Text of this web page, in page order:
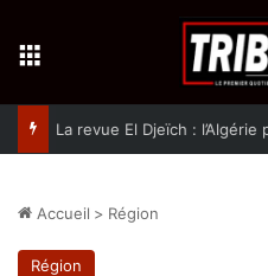
Accueil > Région
Région